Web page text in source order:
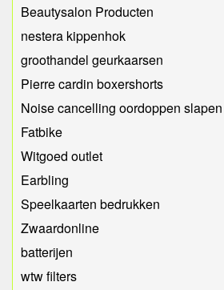
Beautysalon Producten
nestera kippenhok
groothandel geurkaarsen
Pierre cardin boxershorts
Noise cancelling oordoppen slapen
Fatbike
Witgoed outlet
Earbling
Speelkaarten bedrukken
Zwaardonline
batterijen
wtw filters